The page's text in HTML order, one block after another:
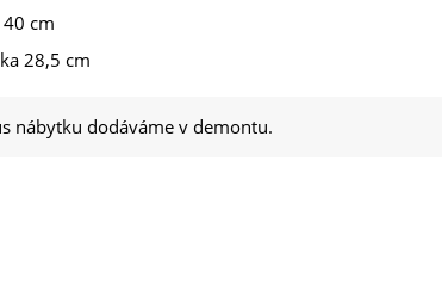
cm
28,5 cm
nábytku dodáváme v demontu.